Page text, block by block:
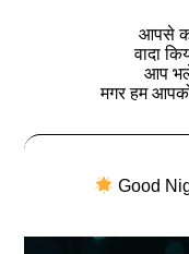
आपसे
वादा
आप
मगर हम
Good